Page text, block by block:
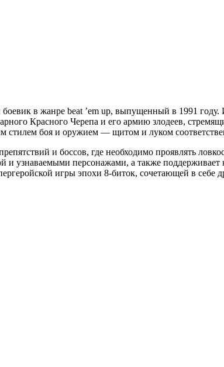
в жанре beat ’em up, выпущенный в 1991
Красного Черепа и его армию злодеев,
стилем боя и оружием — щитом и луком
и боссов, где необходимо проявлять
узнаваемыми персонажами, а также
игры эпохи 8-биток, сочетающей в себе